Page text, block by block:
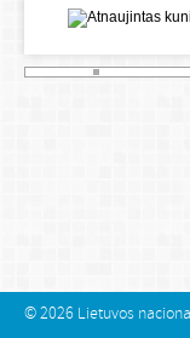
© 2026 Lietuvos